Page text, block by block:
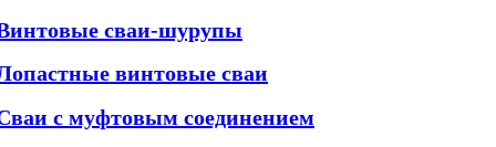
сваи-шурупы
винтовые сваи
с муфтовым соединением